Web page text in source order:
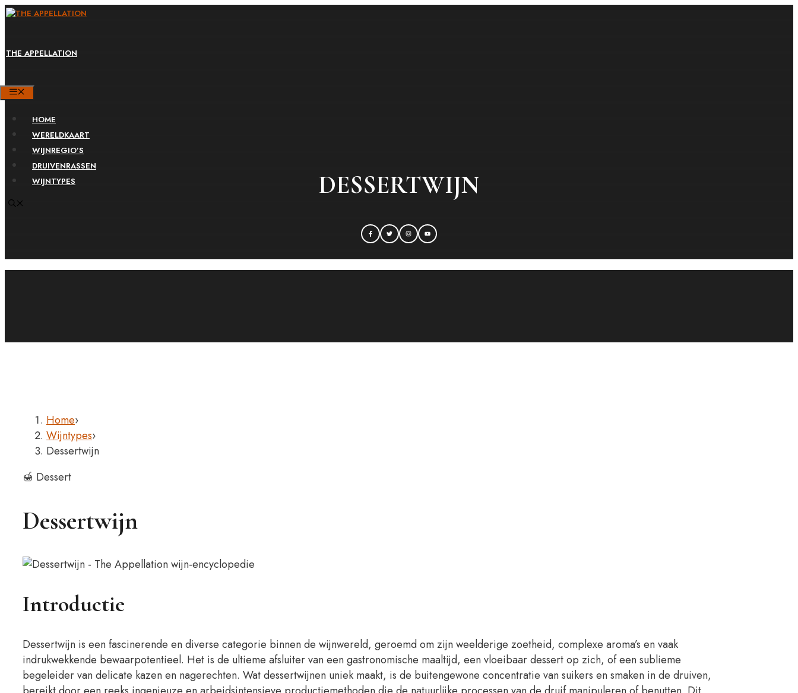
Ga
inhoud
THE APPELLATION
HOME
WERELDKAART
WIJNREGIO’S
DRUIVENRASSEN
WIJNTYPES
DESSERTWIJN
Home›
Wijntypes›
Dessertwijn
🍯 Dessert
Dessertwijn
Introductie
Dessertwijn is een fascinerende en diverse categorie binnen de wijnwereld, geroemd om zijn weelderige zoetheid, complexe aroma’s en vaak
indrukwekkende bewaarpotentieel. Het is de ultieme afsluiter van een gastronomische maaltijd, een vloeibaar dessert op zich, of een sublieme
begeleider van delicate kazen en nagerechten. Wat dessertwijnen uniek maakt, is de buitengewone concentratie van suikers en smaken in de druiven,